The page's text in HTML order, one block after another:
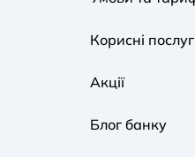
Корисні
Акції
Блог банку